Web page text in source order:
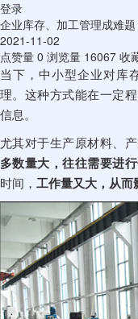
登录
企业库存、加工管理成难
2021-11-02
点赞量 0 浏览量 16067 收
当下，中小型企业对库
理。这种方式能在一定
信息。
尤其对于生产原材料、
多数量大，往往需要进
时间， 工作量又大，从而